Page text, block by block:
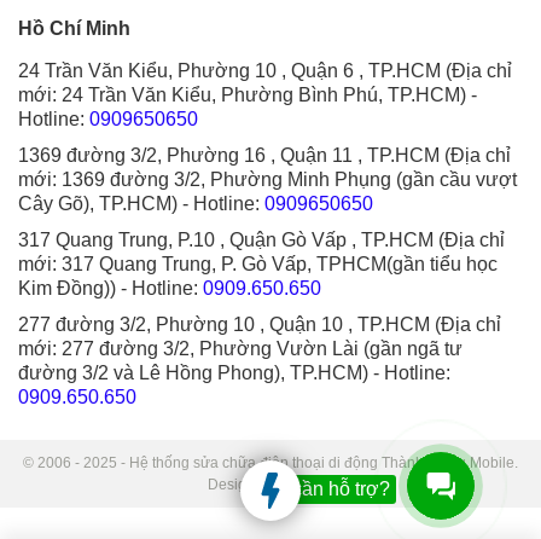
Hồ Chí Minh
24 Trần Văn Kiểu, Phường 10 , Quận 6 , TP.HCM (Địa chỉ
mới: 24 Trần Văn Kiểu, Phường Bình Phú, TP.HCM) -
Hotline: 0909650650
1369 đường 3/2, Phường 16 , Quận 11 , TP.HCM (Địa chỉ
mới: 1369 đường 3/2, Phường Minh Phụng (gần cầu vượt
Cây Gõ), TP.HCM) - Hotline: 0909650650
317 Quang Trung, P.10 , Quận Gò Vấp , TP.HCM (Địa chỉ
mới: 317 Quang Trung, P. Gò Vấp, TPHCM(gần tiểu học
Kim Đồng)) - Hotline: 0909.650.650
277 đường 3/2, Phường 10 , Quận 10 , TP.HCM (Địa chỉ
mới: 277 đường 3/2, Phường Vườn Lài (gần ngã tư
đường 3/2 và Lê Hồng Phong), TP.HCM) - Hotline:
0909.650.650
© 2006 - 2025 - Hệ thống sửa chữa điện thoại di động Thành Trung Mobile.
Designed by Sudo.
Bạn cần hỗ trợ?